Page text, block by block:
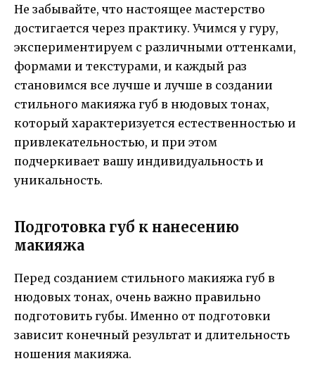
Не забывайте, что настоящее мастерство
достигается через практику. Учимся у гуру,
экспериментируем с различными оттенками,
формами и текстурами, и каждый раз
становимся все лучше и лучше в создании
стильного макияжа губ в нюдовых тонах,
который характеризуется естественностью и
привлекательностью, и при этом
подчеркивает вашу индивидуальность и
уникальность.
Подготовка губ к нанесению
макияжа
Перед созданием стильного макияжа губ в
нюдовых тонах, очень важно правильно
подготовить губы. Именно от подготовки
зависит конечный результат и длительность
ношения макияжа.